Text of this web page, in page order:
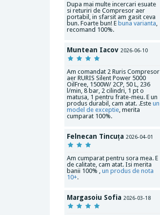
Dupa mai multe incercari esuate
si returiri de Compresor aer
portabil, in sfarsit am gasit ceva
bun. Foarte bun! E buna varianta,
recomand 100%.
Muntean Iacov 2026-06-10
Am comandat 2 Ruris Compresor
aer RURIS Silent Power 5000
OilFree, 1500W/ 2CP, 50 L, 236
l/min, 8 bar, 2 cilindri, 1 pt o
matusa, 1 pentru frate-meu. E un
produs durabil, cam atat. .Este un
model de exceptie, merita
cumparat 100%.
Felnecan Tincuța 2026-04-01
Am cumparat pentru sora mea. E
de calitate, cam atat. Isi merita
banii 100% , un produs de nota
10+.
Margasoiu Sofia 2026-03-18